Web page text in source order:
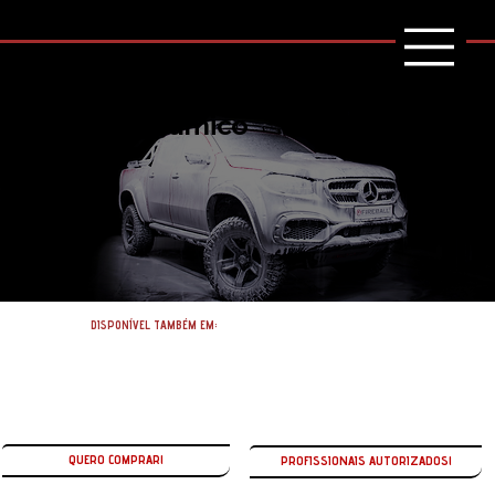
Coating cerâmico
DISPONÍVEL TAMBÉM EM:
QUERO COMPRAR!